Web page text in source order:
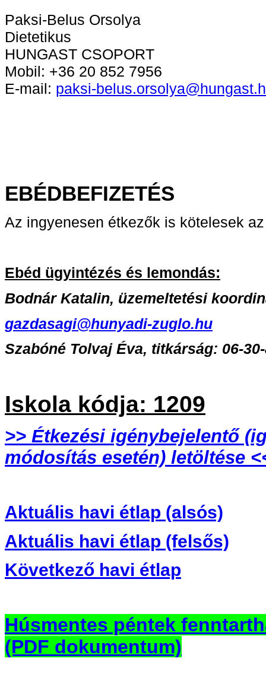
Paksi-Belus Orsolya
Dietetikus
HUNGAST CSOPORT
Mobil: +36 20 852 7956
E-mail: paksi-
EBÉDBEFIZETÉS
Az ingyenesen étkezők is kötelesek
Ebéd ügyintézés és lemondás:
Bodnár Katalin, üzemeltetési
gazdasagi@hunyadi-zuglo.hu
Szabóné Tolvaj Éva, titkárság: 06-
Iskola kódja: 1209
>> Étkezési igénybejelentő
módosítás esetén) letöltése
Aktuális havi étlap (alsós)
Aktuális havi étlap (felsős)
Következő havi étlap
Húsmentes péntek
(PDF dokumentum)